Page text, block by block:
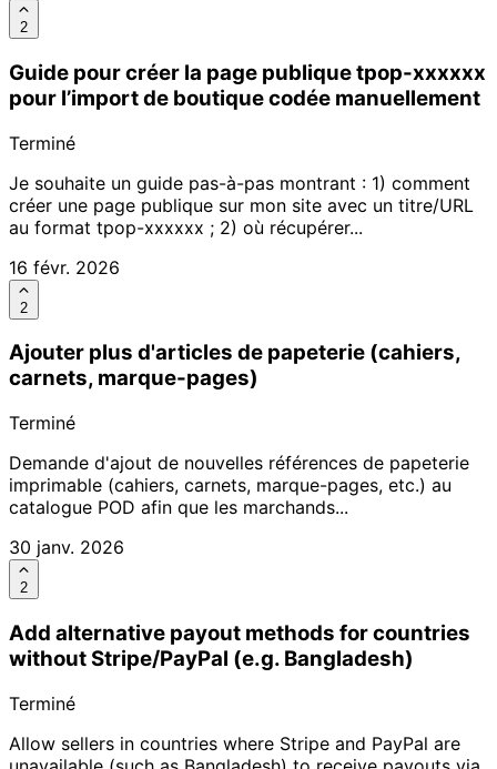
2
Guide pour créer la page publique tpop-xxxxxx
pour l’import de boutique codée manuellement
Terminé
Je souhaite un guide pas-à-pas montrant : 1) comment
créer une page publique sur mon site avec un titre/URL
au format tpop-xxxxxx ; 2) où récupérer...
16 févr. 2026
2
Ajouter plus d'articles de papeterie (cahiers,
carnets, marque-pages)
Terminé
Demande d'ajout de nouvelles références de papeterie
imprimable (cahiers, carnets, marque-pages, etc.) au
catalogue POD afin que les marchands...
30 janv. 2026
2
Add alternative payout methods for countries
without Stripe/PayPal (e.g. Bangladesh)
Terminé
Allow sellers in countries where Stripe and PayPal are